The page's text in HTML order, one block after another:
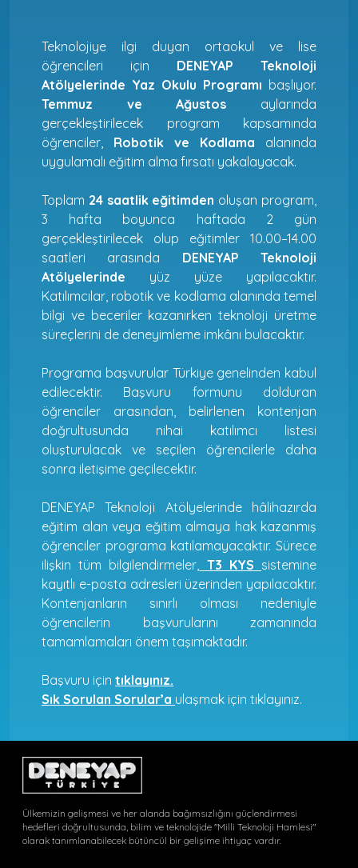
Teknolojiye ilgi duyan ortaokul ve lise
öğrencileri için DENEYAP Teknoloji
Atölyelerinde Yaz Okulu Programı başlıyor.
Temmuz ve Ağustos aylarında
gerçekleştirilecek program kapsamında
öğrenciler, Robotik ve Kodlama alanında
uygulamalı eğitim alma fırsatı yakalayacak.
Toplam 24 saatlik eğitimden oluşan program,
3 hafta boyunca haftada 2 gün
gerçekleştirilecek olup eğitimler 10.00–14.00
saatleri arasında DENEYAP Teknoloji
Atölyelerinde yüz yüze yapılacaktır.
Katılımcılar, robotik ve kodlama alanında temel
bilgi ve beceriler kazanırken teknoloji üretme
süreçlerini de deneyimleme imkânı bulacaktır.
Programa başvurular Türkiye genelinden kabul
edilecektir. Başvuru formunu dolduran
öğrenciler arasından, belirlenen kontenjan
doğrultusunda nihai katılımcı listesi
oluşturulacak ve seçilen öğrencilerle daha
sonra iletişime geçilecektir.
DENEYAP Teknoloji Atölyelerinde hâlihazırda
eğitim alan veya eğitim almaya hak kazanmış
öğrenciler programa katılamayacaktır. Sürece
ilişkin tüm bilgilendirmeler,
T3 KYS sistemine
kayıtlı e-posta adresleri üzerinden yapılacaktır.
Kontenjanların sınırlı olması nedeniyle
öğrencilerin başvurularını zamanında
tamamlamaları önem taşımaktadır.
Başvuru için tıklayınız.
Sık Sorulan Sorular’a ulaşmak için tıklayınız.
Ülkemizin gelişmesi ve her alanda bağımsızlığını güçlendirmesi
hedefleri doğrultusunda, bilim ve teknolojide "Milli Teknoloji Hamlesi"
olarak tanımlanabilecek bütüncül bir gelişime ihtiyaç vardır.